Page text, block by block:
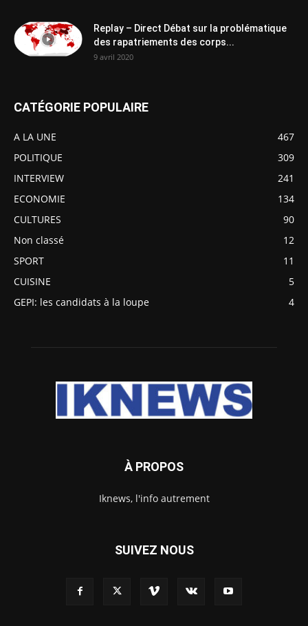
Replay – Direct Débat sur la problématique
des rapatriements des corps...
9 avril 2020
CATÉGORIE POPULAIRE
A LA UNE
467
POLITIQUE
309
INTERVIEW
241
ECONOMIE
134
CULTURES
90
Non classé
12
SPORT
11
CUISINE
5
GEPI: les candidats à la loupe
4
À PROPOS
Iknews, l'info autrement
SUIVEZ NOUS